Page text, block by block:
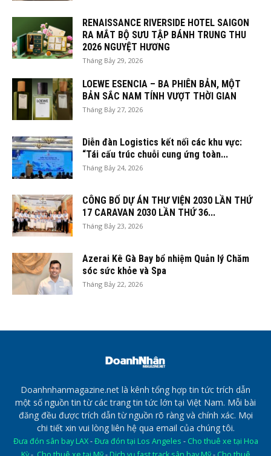
RENAISSANCE RIVERSIDE HOTEL SAIGON
RA MẮT BỘ SƯU TẬP BÁNH TRUNG THU
2026 NGUYỆT HƯƠNG
Tháng Bảy 29, 2026
LOEWE ESENCIA – BA PHIÊN BẢN, MỘT
BẢN SẮC NAM TÍNH VƯỢT THỜI GIAN
Tháng Bảy 27, 2026
Diễn đàn Logistics kết nối các khu vực:
“Tái cấu trúc chuỗi cung ứng toàn...
Tháng Bảy 24, 2026
CÔNG BỐ DỰ ÁN THƯ VIỆN 2030 LẦN THỨ
17 CARAVAN 2030 LẦN THỨ 36...
Tháng Bảy 23, 2026
Azerai Kê Gà Bay bổ nhiệm Quản lý Chăm
sóc sức khỏe và Spa
Tháng Bảy 22, 2026
Doanhnhanmagazine.net là kênh tổng hợp tin tức trích dẫn
một số nguồn tin từ các trang tin tức lớn tại Việt Nam. Mỗi bài
đăng đều được trích dẫn từ nguồn rõ ràng và chính xác. Mọi
chi tiết xin vui lòng liên hệ qua email của chúng tôi.
Đưa đón sân bay LAX-Đưa đón tại Los Angeles - Cho thuê xe tại Hoa